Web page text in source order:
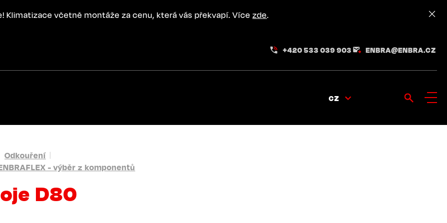
Klimatizace včetně montáže za cenu, která vás překvapí. Více zde.
+420 533 039 903 ENBRA@ENBRA.CZ
CZ
Odkouření
- výběr z komponentů
D80